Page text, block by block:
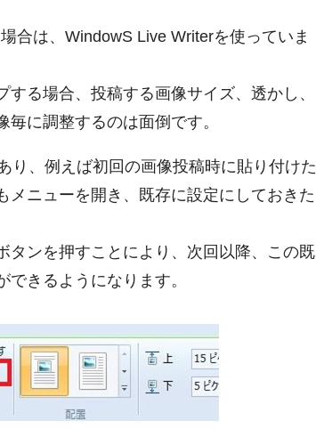
合は、WindowS Live Writerを使っていま
る場合、投稿する画像サイズ、透かし、
に調整するのは面倒です。
り、例えば初回の画像投稿時に貼り付けた
ニューを開き、既存に設定にしておきた
タンを押すことにより、次回以降、この既
きるようになります。